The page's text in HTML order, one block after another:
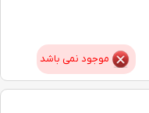
موجود نمی باشد